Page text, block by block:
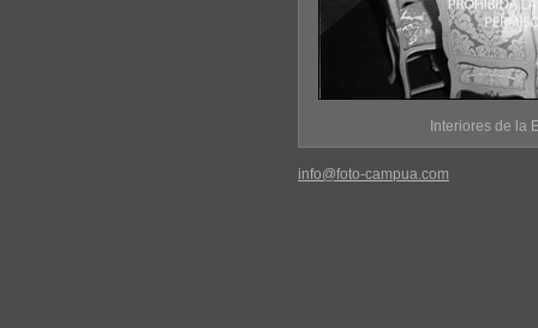
Interiores de la
info@foto-campua.com